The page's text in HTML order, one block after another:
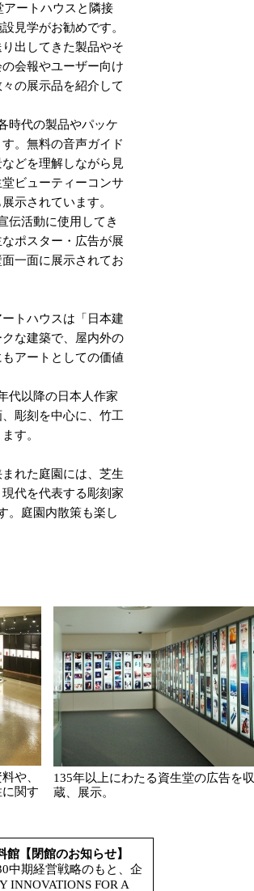
ートハウスと隣接
見学がお勧めです。
出してきた製品やそ
会報やユーザー向け
の展示品を紹介して
時代の製品やパッケ
。無料の音声ガイド
どを理解しながら見
ビューティーコンサ
示されています。
伝活動に使用してき
ポスター・広告が展
一面に展示されてお
トハウスは「日本建
な建築で、屋内外の
アートとしての価値
代以降の日本人作家
彫刻を中心に、竹工
す。
れた庭園には、芝生
代を代表する彫刻家
。庭園内散策も楽し
や、
関す
135年以上にわたる資生堂の広告を収
蔵、展示。
館【閉館のお知らせ】
中期経営戦略のもと、企
INNOVATIONS FOR A